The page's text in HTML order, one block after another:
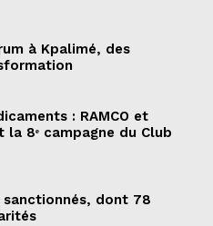
à Kpalimé, des
: RAMCO et
8ᵉ campagne du Club
sanctionnés, dont 78